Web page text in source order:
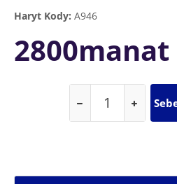
Haryt Kody: A946
2800manat